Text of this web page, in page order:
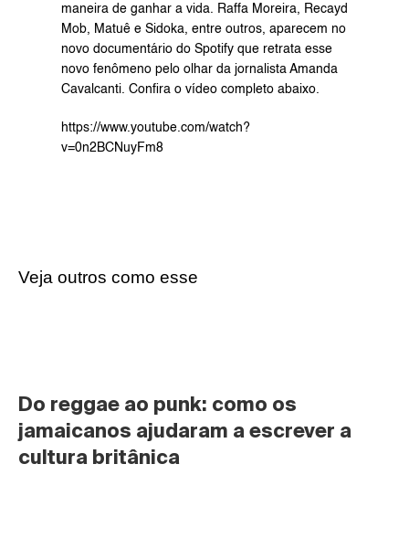
maneira de ganhar a vida. Raffa Moreira, Recayd
Mob, Matuê e Sidoka, entre outros, aparecem no
novo documentário do Spotify que retrata esse
novo fenômeno pelo olhar da jornalista Amanda
Cavalcanti. Confira o vídeo completo abaixo.
https://www.youtube.com/watch?
v=0n2BCNuyFm8
Veja outros como esse
Do reggae ao punk: como os
jamaicanos ajudaram a escrever a
cultura britânica